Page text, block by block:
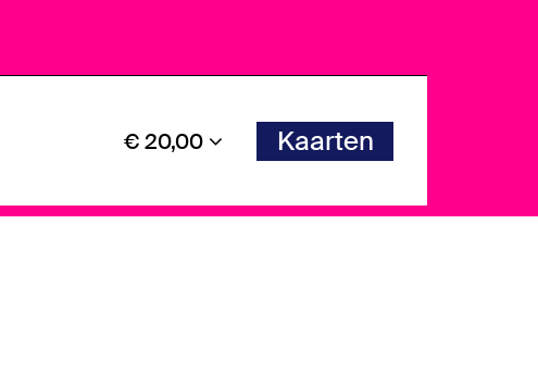
€ 20,00 Kaarten